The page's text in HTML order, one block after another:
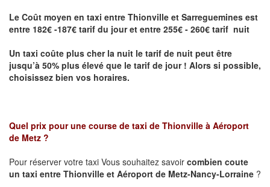
Le Coût moyen en taxi entre Thionville et Sarreguemines est
entre 182€ -187€ tarif du jour et entre 255€ - 260€ tarif nuit
Un taxi coûte plus cher la nuit le tarif de nuit peut être
jusqu’à 50% plus élevé que le tarif de jour ! Alors si possible,
choisissez bien vos horaires.
Quel prix pour une course de taxi de Thionville à Aéroport
de Metz ?
Pour réserver votre taxi Vous souhaitez savoir combien coute
un taxi entre Thionville et Aéroport de Metz-Nancy-Lorraine ?